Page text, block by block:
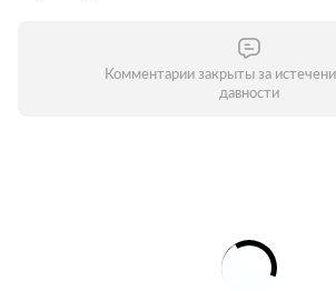
Комментарии закрыты за
давности